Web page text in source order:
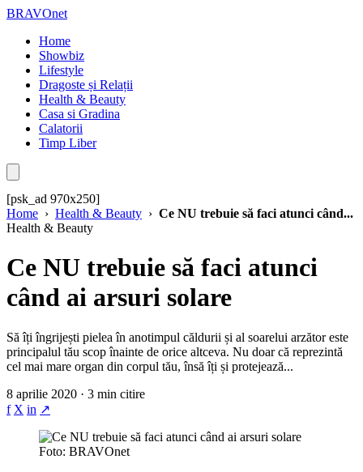
BRAVOnet
Home
Showbiz
Lifestyle
Dragoste și Relații
Health & Beauty
Casa si Gradina
Calatorii
Timp Liber
[psk_ad 970x250]
Home › Health & Beauty › Ce NU trebuie să faci atunci când...
Health & Beauty
Ce NU trebuie să faci atunci
când ai arsuri solare
Să îți îngrijești pielea în anotimpul căldurii și al soarelui arzător este
principalul tău scop înainte de orice altceva. Nu doar că reprezintă
cel mai mare organ din corpul tău, însă îți și protejează...
8 aprilie 2020 · 3 min citire
f X in ↗
Foto: BRAVOnet